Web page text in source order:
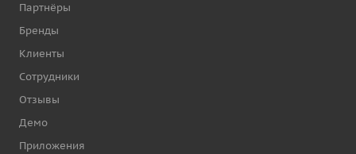
Партнёры
Бренды
Клиенты
Сотрудники
Отзывы
Демо
Приложения